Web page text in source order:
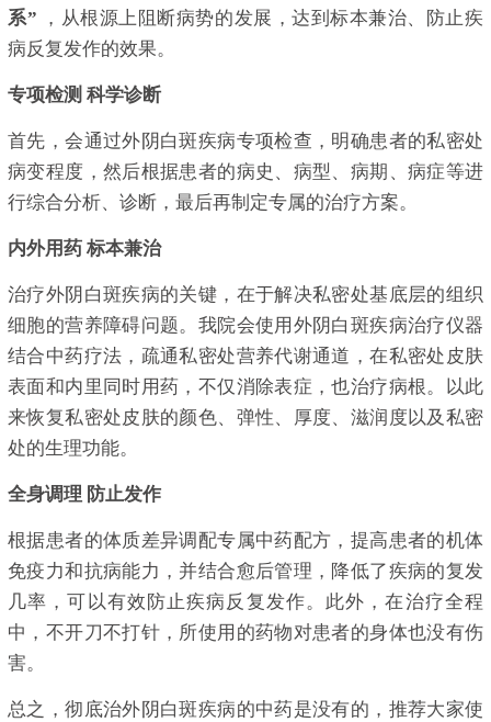
系” ，从根源上阻断病势的发展，达到标本兼治、防止疾
病反复发作的效果。
专项检测 科学诊断
首先，会通过外阴白斑疾病专项检查，明确患者的私密处
病变程度，然后根据患者的病史、病型、病期、病症等进
行综合分析、诊断，最后再制定专属的治疗方案。
内外用药 标本兼治
治疗外阴白斑疾病的关键，在于解决私密处基底层的组织
细胞的营养障碍问题。我院会使用外阴白斑疾病治疗仪器
结合中药疗法，疏通私密处营养代谢通道，在私密处皮肤
表面和内里同时用药，不仅消除表症，也治疗病根。以此
来恢复私密处皮肤的颜色、弹性、厚度、滋润度以及私密
处的生理功能。
全身调理 防止发作
根据患者的体质差异调配专属中药配方，提高患者的机体
免疫力和抗病能力，并结合愈后管理，降低了疾病的复发
几率，可以有效防止疾病反复发作。此外，在治疗全程
中，不开刀不打针，所使用的药物对患者的身体也没有伤
害。
总之，彻底治外阴白斑疾病的中药是没有的，推荐大家使